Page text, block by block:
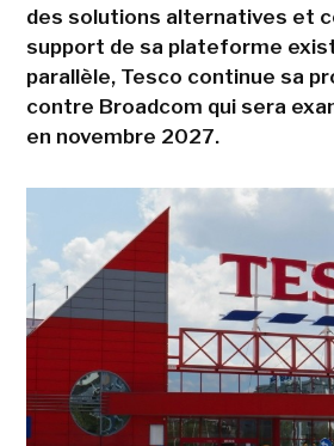
des solutions alternatives et
support de sa plateforme
parallèle, Tesco continue sa
contre Broadcom qui sera
en novembre 2027.